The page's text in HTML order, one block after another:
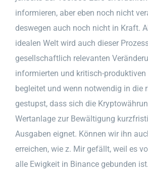
informieren, aber eben noch nicht
deswegen auch noch nicht in Kraft.
idealen Welt wird auch dieser
gesellschaftlich relevanten
informierten und kritisch-
begleitet und wenn notwendig in die
gestupst, dass sich die
Wertanlage zur Bewältigung
Ausgaben eignet. Können wir ihn
erreichen, wie z. Mir gefällt, weil es
alle Ewigkeit in Binance gebunden ist.